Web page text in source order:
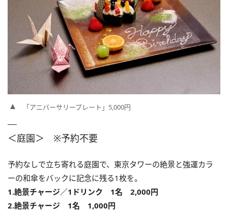
「アニバーサリープレート」5,000円
＜庭園＞ ※予約不要
予約なしで立ち寄れる庭園で、東京タワーの絶景と強運カラ
ーの和傘をバックに記念に残る1枚を。
1.絶景チャージ／1ドリンク 1名 2,000円
2.絶景チャージ 1名 1,000円